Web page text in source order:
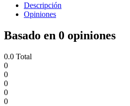
Descripción
Opiniones
Basado en 0 opiniones
0.0 Total
0
0
0
0
0